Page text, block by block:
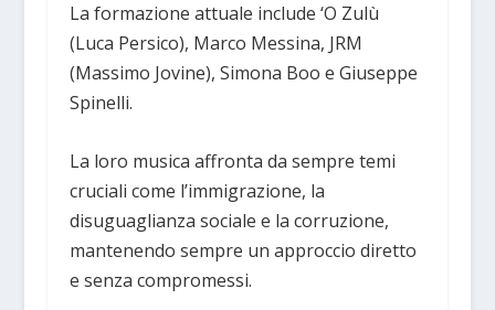
La formazione attuale include ‘O Zulù
(Luca Persico), Marco Messina, JRM
(Massimo Jovine), Simona Boo e Giuseppe
Spinelli.
La loro musica affronta da sempre temi
cruciali come l’immigrazione, la
disuguaglianza sociale e la corruzione,
mantenendo sempre un approccio diretto
e senza compromessi.